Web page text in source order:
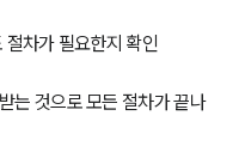
차가 필요한지 확인
는 것으로 모든 절차가 끝나